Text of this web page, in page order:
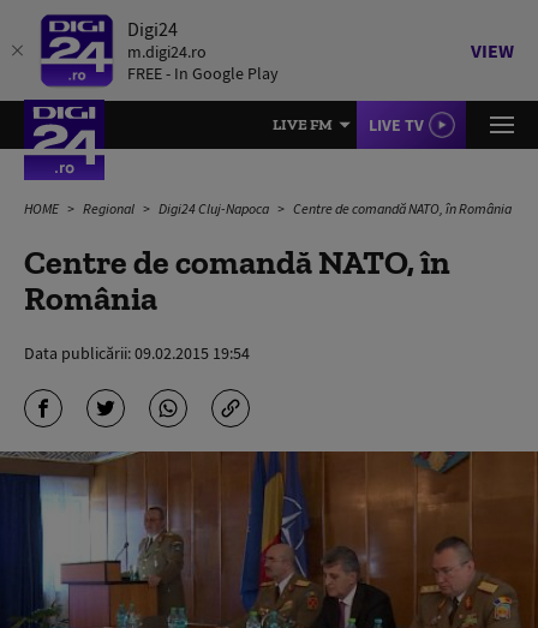
Digi24
m.digi24.ro
FREE - In Google Play
VIEW
LIVE FM LIVE TV
HOME Regional Digi24 Cluj-Napoca Centre de comandă NATO, în România
Centre de comandă NATO, în
România
Data publicării:09.02.2015 19:54